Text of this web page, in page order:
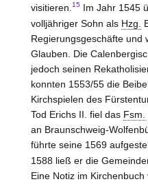
visitieren. 15Im Jahr 1545
volljähriger Sohn als Hzg.
Regierungsgeschäfte und
Glauben. Die
jedoch seinen
konnten 1553/55 die
Kirchspielen des
Tod Erichs II. fiel das Fsm.
an Braunschweig-
führte seine 1569
1588 ließ er die
Eine Notiz im